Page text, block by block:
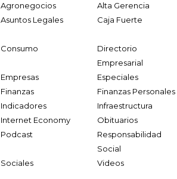
Agronegocios Alta Gerencia
Asuntos Legales
Caja Fuerte
Consumo
Directorio
Empresarial
Empresas Especiales
Finanzas
Finanzas Personales
Indicadores
Infraestructura
Internet Economy
Obituarios
Podcast
Responsabilidad
Social
Sociales Videos